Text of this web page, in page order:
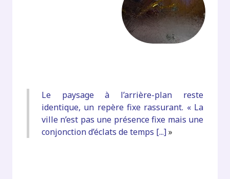
Le paysage à l’arrière-plan reste
identique, un repère fixe rassurant. « La
ville n’est pas une présence fixe mais une
conjonction d’éclats de temps [...]»